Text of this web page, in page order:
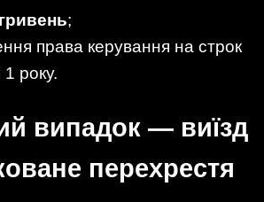
;
права керування на строк
1 року.
випадок — виїзд
перехрестя